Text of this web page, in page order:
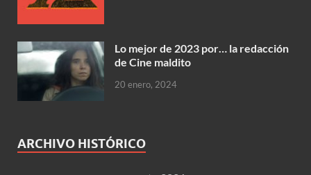
Lo mejor de 2023 por… la redacción
de Cine maldito
20 enero, 2024
ARCHIVO HISTÓRICO